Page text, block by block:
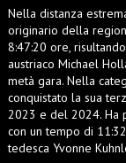
Nella distanza
originario della
8:47:20 ore,
austriaco Michael
metà gara. Nella
conquistato la sua
2023 e del 2024. Ha
con un tempo di
tedesca Yvonne